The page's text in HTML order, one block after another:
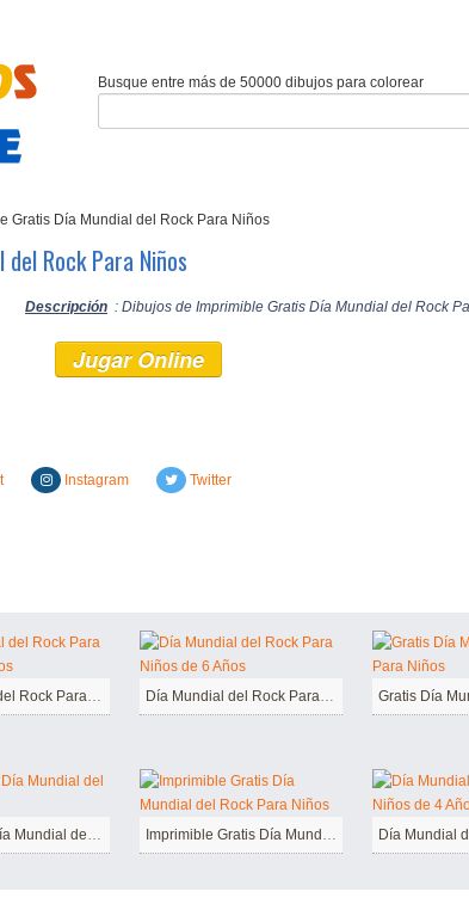
Busque entre más de 50000 dibujos para colorear
Gratis Día Mundial del Rock Para Niños
Rock Para Niños
Descripción : Dibujos de Imprimible Gratis Día Mundial del Rock
Jugar Online
Instagram Twitter
Día Mundial del Rock Para Niños de 2 Años
Día Mundial del Rock Para Niños de 6 Años
13 de Julio Día Mundial del Rock
Imprimible Gratis Día Mundial del Rock Para Niños